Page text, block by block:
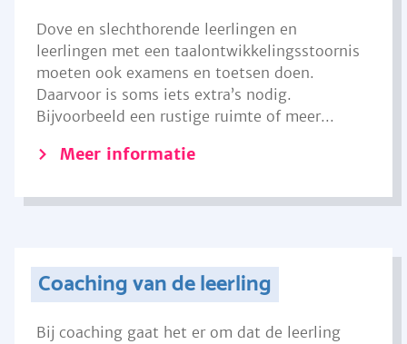
Dove en slechthorende leerlingen en
leerlingen met een taalontwikkelingsstoornis
moeten ook examens en toetsen doen.
Daarvoor is soms iets extra’s nodig.
Bijvoorbeeld een rustige ruimte of meer...
Meer informatie
Coaching van de leerling
Bij coaching gaat het er om dat de leerling